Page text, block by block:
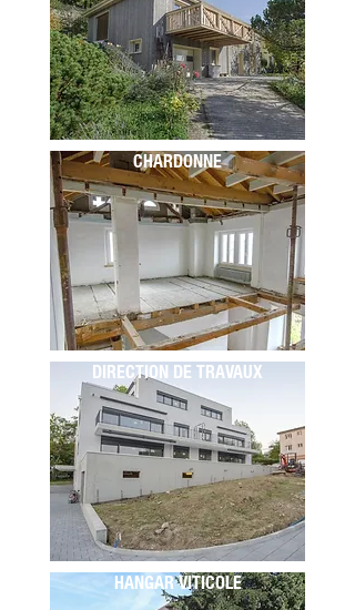
CHARDONNE
DIRECTION DE TRAVAUX
HANGAR VITICOLE